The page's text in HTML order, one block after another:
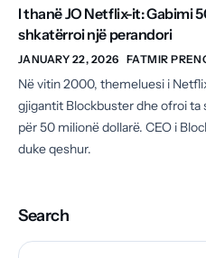
I thanë JO Netflix-it: Gabimi
shkatërroi një perandori
JANUARY 22, 2026 FATMIR
Në vitin 2000, themeluesi i
gjigantit Blockbuster dhe ofroi
për 50 milionë dollarë. CEO i
duke qeshur.
Search